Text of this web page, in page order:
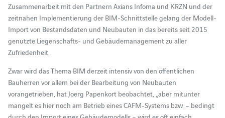
Zusammenarbeit mit den Partnern Axians Infoma und KRZN und der
zeitnahen Implementierung der BIM-Schnittstelle gelang der Modell-
Import von Bestandsdaten und Neubauten in das bereits seit 2015
genutzte Liegenschafts- und Gebäudemanagement zu aller
Zufriedenheit.
Zwar wird das Thema BIM derzeit intensiv von den öffentlichen
Bauherren vor allem bei der Bearbeitung von Neubauten
vorangetrieben, hat Joerg Papenkort beobachtet, „aber mitunter
mangelt es hier noch am Betrieb eines CAFM-Systems bzw. – bedingt